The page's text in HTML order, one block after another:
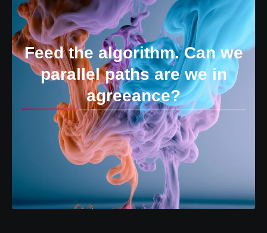
Feed the algorithm. Can we
parallel paths are we in
agreeance?